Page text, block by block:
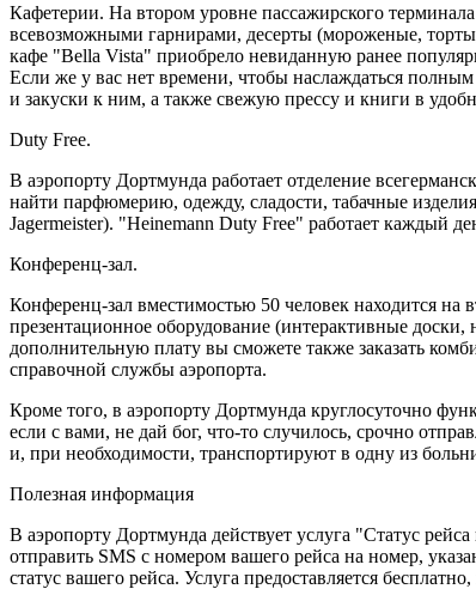
Кафетерии. На втором уровне пассажирского
всевозможными гарнирами, десерты (мороженые,
кафе "Bella Vista" приобрело невиданную ранее
Если же у вас нет времени, чтобы наслаждаться
и закуски к ним, а также свежую прессу и книги в
Duty Free.
В аэропорту Дортмунда работает отделение
найти парфюмерию, одежду, сладости, табачные
Jagermeister). "Heinemann Duty Free" работает каждый
Конференц-зал.
Конференц-зал вместимостью 50 человек находится на
презентационное оборудование (интерактивные
дополнительную плату вы сможете также заказать
справочной службы аэропорта.
Кроме того, в аэропорту Дортмунда круглосуточно
если с вами, не дай бог, что-то случилось, срочно
и, при необходимости, транспортируют в одну из
Полезная информация
В аэропорту Дортмунда действует услуга "Статус
отправить SMS с номером вашего рейса на номер,
статус вашего рейса. Услуга предоставляется